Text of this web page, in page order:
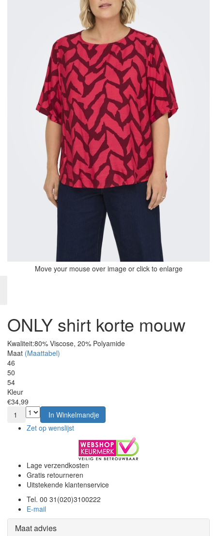
Move your mouse over image or click to enlarge
ONLY shirt korte mouw
Kwaliteit:80% Viscose, 20% Polyamide
Maat (Maattabel)
46
50
54
Kleur
€34,99
1
In Winkelmandje
Zet op wenslijst
Lage verzendkosten
Gratis retourneren
Uitstekende klantenservice
Tel. 00 31(020)3100222
E-mail
Maat advies